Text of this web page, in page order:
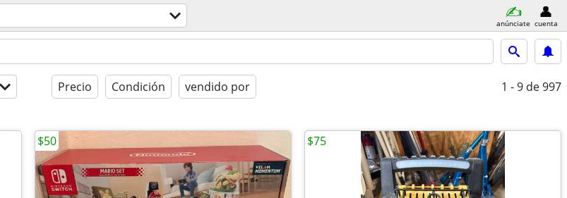
anúnciate cuenta
Precio Condición vendido por 1 - 9 de 997
$50 $75